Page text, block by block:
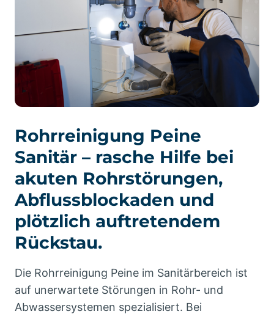
Rohrreinigung Peine
Sanitär – rasche Hilfe bei
akuten Rohrstörungen,
Abflussblockaden und
plötzlich auftretendem
Rückstau.
Die Rohrreinigung Peine im Sanitärbereich ist
auf unerwartete Störungen in Rohr- und
Abwassersystemen spezialisiert. Bei